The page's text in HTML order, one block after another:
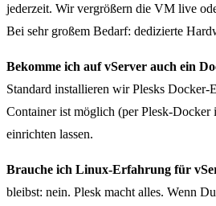
jederzeit. Wir vergrößern die VM live
Bei sehr großem Bedarf: dedizierte
Bekomme ich auf vServer auch ein
Standard installieren wir Plesks Docker-
Container ist möglich (per Plesk-Docker
einrichten lassen.
Brauche ich Linux-Erfahrung für
bleibst: nein. Plesk macht alles. Wenn